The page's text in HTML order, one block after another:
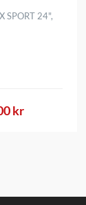
SPORT 24",
kr